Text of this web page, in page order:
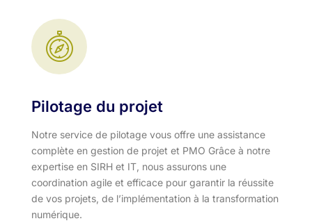
Pilotage du projet
Notre service de pilotage vous offre une assistance
complète en gestion de projet et PMO Grâce à notre
expertise en SIRH et IT, nous assurons une
coordination agile et efficace pour garantir la réussite
de vos projets, de l’implémentation à la transformation
numérique.